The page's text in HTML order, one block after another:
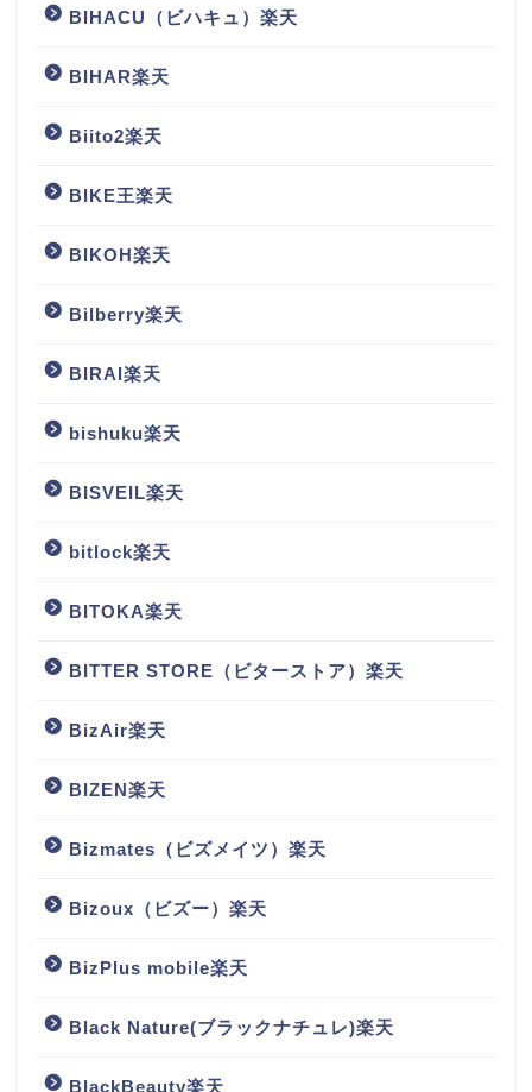
BIHACU（ビハキュ）楽天
BIHAR楽天
Biito2楽天
BIKE王楽天
BIKOH楽天
Bilberry楽天
BIRAI楽天
bishuku楽天
BISVEIL楽天
bitlock楽天
BITOKA楽天
BITTER STORE（ビターストア）楽天
BizAir楽天
BIZEN楽天
Bizmates（ビズメイツ）楽天
Bizoux（ビズー）楽天
BizPlus mobile楽天
Black Nature(ブラックナチュレ)楽天
BlackBeauty楽天